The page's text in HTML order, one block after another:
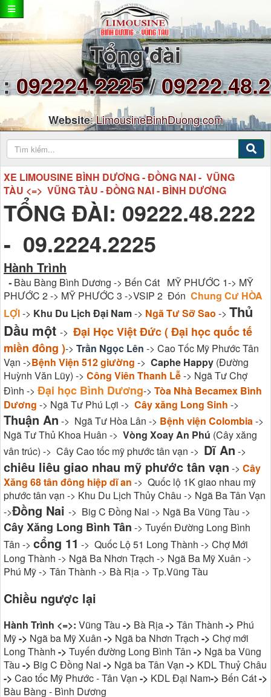
Tổng đài
:092224.2225/
Website:LimousineBinhDuong.com
XE LIMOUSINE BÌNH DƯƠNG - ĐỒNG NAI - VŨNG
TÀU <=> VŨNG TÀU - ĐỒNG NAI - BÌNH DƯƠNG
TỔNG ĐÀI: 09222.48.222
- 09.2224.2225
Hành Trình
-Bàu Bàng Bình Dương -> Bến Cát MỸ PHƯỚC 1-> MỸ
PHƯỚC 2 -> MỸ PHƯỚC 3 ->VSIP 2 Đón Chung Cư HÒA
LỢI-> Khu Du Lịch Đại Nam-> Ngã Tư Sỡ Sao -> Thủ
Dầu một -> Đại Học Việt Đức ( Đại học quốc tế
miền đông )-> Trần Ngọc Lên -> Cao Tốc Mỹ Phước Tân
Vạn ->Bệnh Viện 512 giường -> Caphe Happy (Đường
Huỳnh Văn Lũy) -> Công Viên Thanh Lễ-> Ngã Tư Chợ
Đình -> Đại học Bình Dương-> Tòa Nhà Becamex Bình
Dương -> Ngã Tư Phú Lợi -> Cây xăng Long Sinh ->
Thuận An -> Ngã Tư Hòa Lân -> Bệnh viện Colombia->
Ngã Tư Thủ Khoa Huân -> Vòng Xoay An Phú (Cây xăng
vân trúc) -> Cây Cao tốc mỹ phước tân vạn -> Dĩ An ->
chiêu liêu giao nhau mỹ phước tân vạn -> Cây
Xăng 68 tân đông hiệp dĩ an -> Quốc lộ 1K giao nhau mỹ
phước tân vạn -> Khu Du Lịch Thủy Châu -> Ngã Ba Tân Vạn
->Đồng Nai -> Big C Đồng Nai -> Ngã Ba Vũng Tàu ->
Cây Xăng Long Bình Tân -> Tuyến Đường Long Bình
Tân -> cổng 11 -> Quốc Lộ 51 Long Thành -> Chợ Mới
Long Thành -> Ngã Ba Nhơn Trạch -> Ngã Ba Mỹ Xuân ->
Phú Mỹ -> Tân Thành -> Bà Rịa -> Tp.Vũng Tàu
Chiều ngược lại
Hành Trình <=>: Vũng Tàu -> Bà Rịa-> Tân Thành -> Phú
Mỹ-> Ngã ba Mỹ Xuân -> Ngã ba Nhơn Trạch -> Chợ mới
Long Thành -> Tuyến đường Long Bình Tân -> Ngã ba Vũng
Tàu -> Big C Đồng Nai -> Ngã ba Tân Vạn -> KDL Thuỷ Châu
-> Cao tốc Mỹ Phước - Tân Vạn -> KDL Đại Nam-> Bến Cát->
Bàu Bàng - Bình Dương